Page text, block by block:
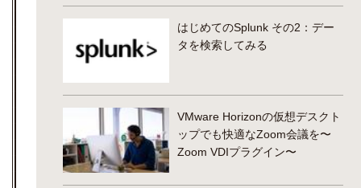
はじめてのSplunk その2：デー
タを検索してみる
VMware Horizonの仮想デスクト
ップでも快適なZoom会議を〜
Zoom VDIプラグイン〜